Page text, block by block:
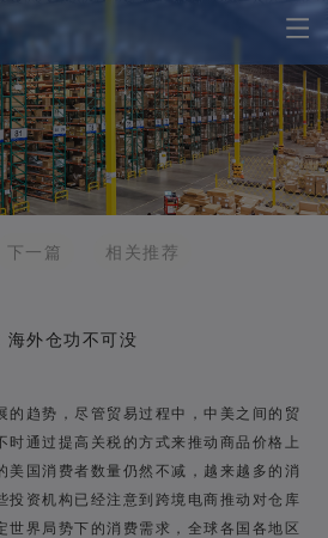
下一篇 相关推荐
海外仓功不可没
的趋势，尽管贸易过程中，中美之间的贸
时通过提高关税的方式来推动商品价格上
美国消费者数量仍然不减，越来越多的消
投资机构已经注意到跨境电商推动对仓库
世界局势下的消费需求，全球各国各地区